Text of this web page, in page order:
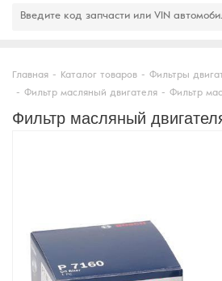
Главная - Каталог товаров - Фильтры
- Фильтр масляный двигателя - Фильтр
Фильтр масляный